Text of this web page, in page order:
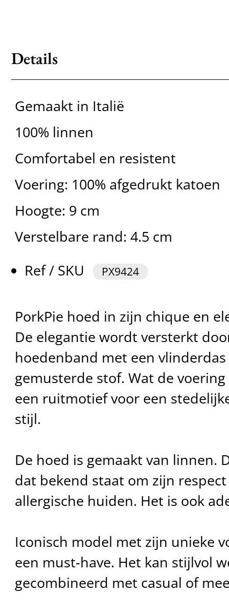
Details
Gemaakt in Italië
100% linnen
Comfortabel en resistent
Voering: 100% afgedrukt katoen
Hoogte: 9 cm
Verstelbare rand: 4.5 cm
Ref / SKU
PX9424
PorkPie hoed in zijn chique en
De elegantie wordt versterkt
hoedenband met een
gemusterde stof. Wat de
een ruitmotief voor een
stijl.
De hoed is gemaakt van linnen.
dat bekend staat om zijn
allergische huiden. Het is ook
Iconisch model met zijn unieke
een must-have. Het kan stijlvol
gecombineerd met casual of